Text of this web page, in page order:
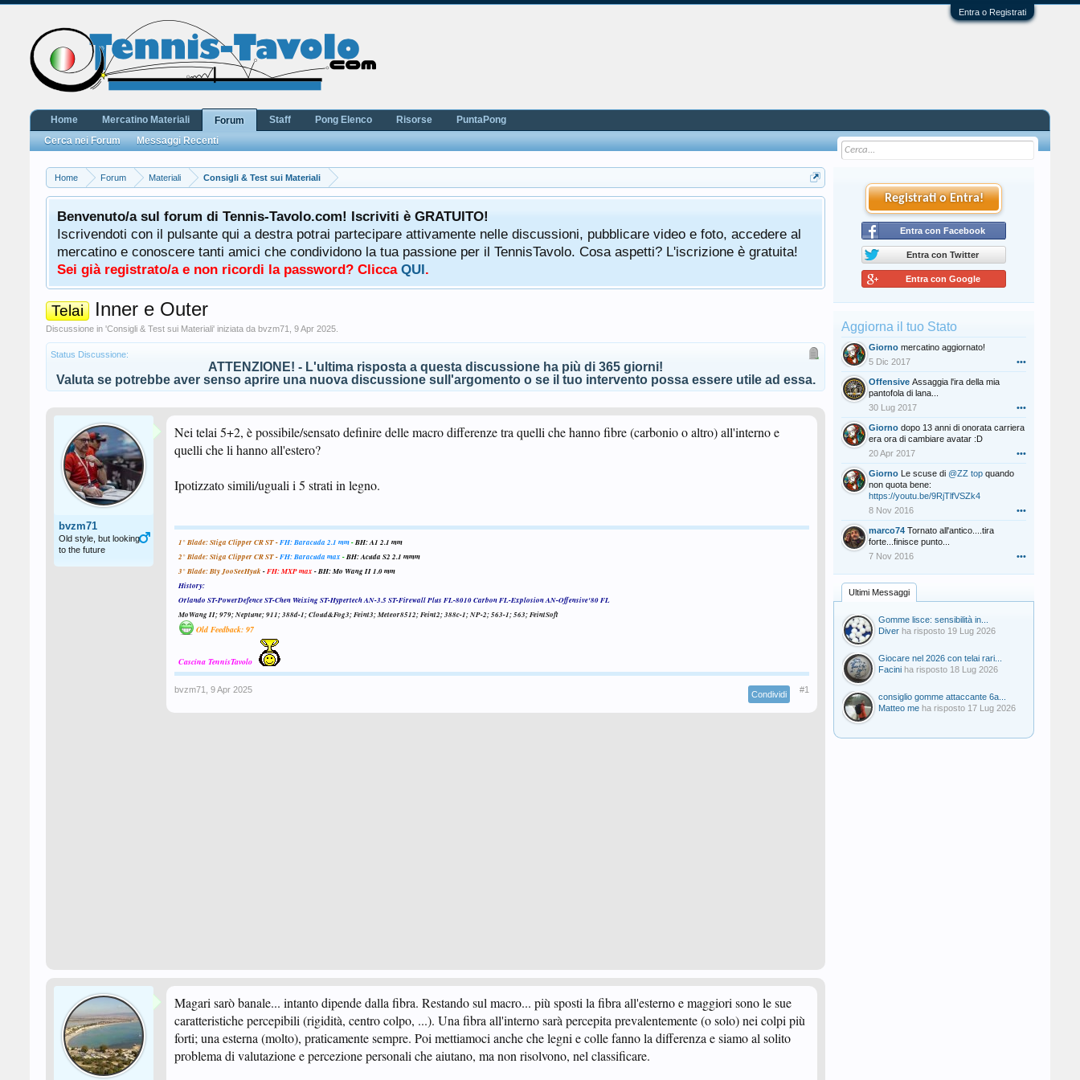
Entra o Registrati
Home Forum Materiali Consigli & Test sui Materiali
Benvenuto/a sul forum di Tennis-Tavolo.com! Iscriviti è GRATUITO!
Iscrivendoti con il pulsante qui a destra potrai partecipare attivamente nelle discussioni, pubblicare video e foto, accedere al
mercatino e conoscere tanti amici che condividono la tua passione per il TennisTavolo. Cosa aspetti? L'iscrizione è gratuita!
Sei già registrato/a e non ricordi la password? Clicca QUI.
Telai Inner e Outer
Discussione in 'Consigli & Test sui Materiali' iniziata da bvzm71 9 Apr 2025
Status Discussione:
ATTENZIONE! - L'ultima risposta a questa discussione ha più di 365 giorni!
Valuta se potrebbe aver senso aprire una nuova discussione sull'argomento o se il tuo intervento possa essere utile ad essa.
bvzm71
Old style, but looking
to the future
Nei telai 5+2, è possibile/sensato definire delle macro differenze tra quelli che hanno fibre (carbonio o altro) all'interno e
quelli che li hanno all'estero?
Ipotizzato simili/uguali i 5 strati in legno.
1° Blade: Stiga Clipper CR ST -FH: Baracuda 2.1 mm-BH: A1 2.1 mm
2° Blade: Stiga Clipper CR ST -FH: Baracuda max-BH: Acuda S2 2.1 mmm
3° Blade:Bty JooSeeHyuk-FH: MXP max-BH: Mo Wang II 1.0 mm
History:
Orlando ST-PowerDefence ST-Chen Weixing ST-Hypertech AN-3.5 ST-Firewall Plus FL-8010 Carbon FL-Explosion AN-Offensive'80 FL
MoWang II; 979; Neptune; 911; 388d-1; Cloud&Fog3; Feint3; Meteor8512; Feint2; 388c-1; NP-2; 563-1; 563; FeintSoft
Old Feedback: 97
Cascina TennisTavolo
bvzm71 9 Apr 2025 Condividi #1
Magari sarò banale... intanto dipende dalla fibra. Restando sul macro... più sposti la fibra all'esterno e maggiori sono le sue
caratteristiche percepibili (rigidità, centro colpo, ...). Una fibra all'interno sarà percepita prevalentemente (o solo) nei colpi più
forti; una esterna (molto), praticamente sempre. Poi mettiamoci anche che legni e colle fanno la differenza e siamo al solito
problema di valutazione e percezione personali che aiutano, ma non risolvono, nel classificare.
Registrati o Entra!
Entra con Facebook
Entra con Twitter
Entra con Google
Aggiorna il tuo Stato
Giorno mercatino aggiornato!
5 Dic 2017
•••
Offensive Assaggia l'ira della mia
pantofola di lana...
30 Lug 2017
•••
Giorno dopo 13 anni di onorata carriera
era ora di cambiare avatar :D
20 Apr 2017
•••
Giorno Le scuse di @ZZ top quando
non quota bene:
https://youtu.be/9RjTlfVSZk4
8 Nov 2016
•••
marco74 Tornato all'antico....tira
forte...finisce punto...
7 Nov 2016
•••
Ultimi Messaggi
Gomme lisce: sensibilità in...
Diver ha risposto 19 Lug 2026
Giocare nel 2026 con telai rari...
Facini ha risposto 18 Lug 2026
consiglio gomme attaccante 6a...
Matteo me ha risposto 17 Lug 2026
Home Mercatino Materiali
Forum
Cerca nei Forum
Messaggi Recenti
Staff Pong Elenco Risorse PuntaPong